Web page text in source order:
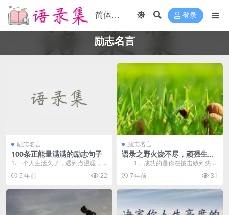
登录
励志名言
励志名言
100条正能量满满的励志句子
1.一个人生活久了，遇到点温暖，
那颗假装孤傲的心，便会溃不成
军。 ...
5 年前 22
励志名言
语录之野火烧不尽，顽强生命
1，成功的是你在被击败到失望
的深渊后反弹的高度。 2，没
有...7 年前 31